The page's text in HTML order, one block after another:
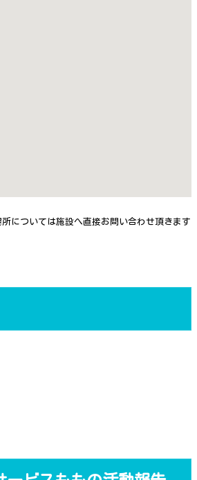
については施設へ直接お問い合わせ頂きます